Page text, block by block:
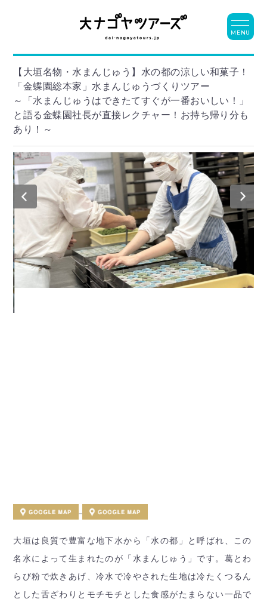
【大垣名物・水まんじゅう】水の都の涼しい和菓子！
「金蝶園総本家」水まんじゅうづくりツアー
～「水まんじゅうはできたてすぐが一番おいしい！」
と語る金蝶園社長が直接レクチャー！お持ち帰り分も
あり！～
大垣は良質で豊富な地下水から「水の都」と呼ばれ、この
名水によって生まれたのが「水まんじゅう」です。葛とわ
らび粉で炊きあげ、冷水で冷やされた生地は冷たくつるん
とした舌ざわりとモチモチとした食感がたまらない一品で
MENU